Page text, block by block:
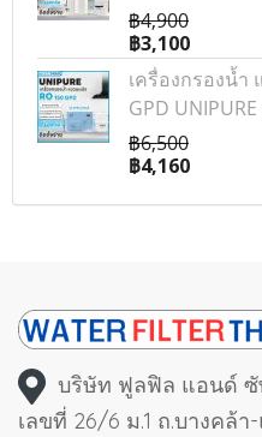
฿4,900
฿3,100
เครื่องกรองน้ำ
GPD
฿6,500
฿4,160
บริษัท ฟูลฟิล แอนด์ ซั
เลขที่ 26/6 ม.1 ถ.บางคล้